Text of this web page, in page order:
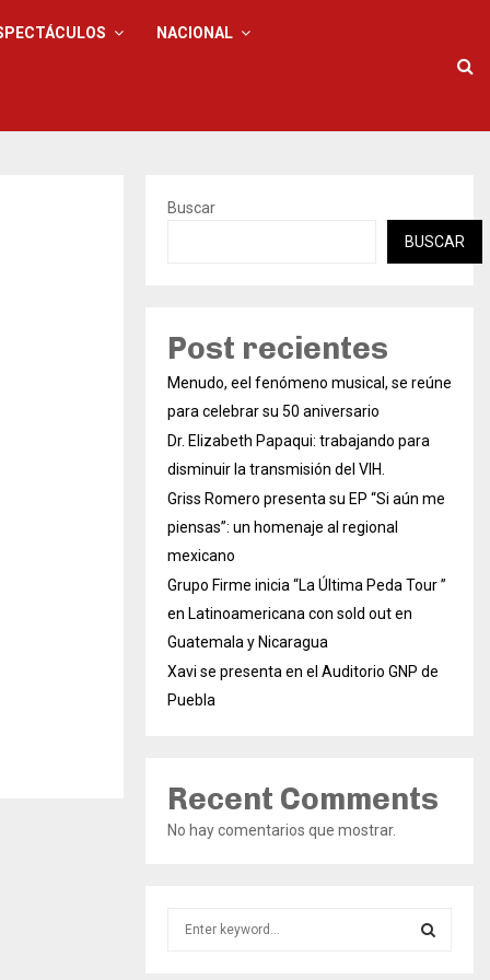
NACIONAL
Buscar
BUSCAR
Post recientes
Menudo, eel fenómeno musical, se reúne
para celebrar su 50 aniversario
Dr. Elizabeth Papaqui: trabajando para
disminuir la transmisión del VIH.
Griss Romero presenta su EP “Si aún me
piensas”: un homenaje al regional
mexicano
Grupo Firme inicia “La Última Peda Tour ”
en Latinoamericana con sold out en
Guatemala y Nicaragua
Xavi se presenta en el Auditorio GNP de
Puebla
Recent Comments
No hay comentarios que mostrar.